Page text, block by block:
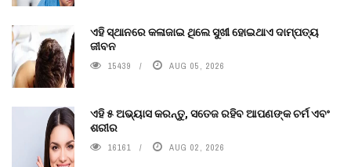
ଏହି ସ୍ଥାନରେ କଳାଜାଇ ଥିଲେ ସୁଖୀ ହୋଇଥାଏ ଦାମ୍ପତ୍ୟ
ଜୀବନ
15439 AUG 05, 2026
ଏହି ୫ ଅଭ୍ୟାସ କରନ୍ତୁ, ସତେଜ ରହିବ ଆପଣଙ୍କ ଚର୍ମ ଏବଂ
ଶରୀର
16161 AUG 02, 2026